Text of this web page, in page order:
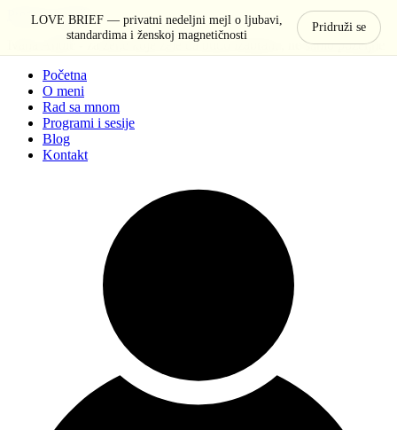
LOVE BRIEF — privatni nedeljni mejl o ljubavi,
standardima i ženskoj magnetičnosti
Pridruži se
Pređi na sadržaj
Ivana Anđić - za žene koje žele da budu izabrane, ne samo poželjne
Početna
O meni
Rad sa mnom
Programi i sesije
Blog
Kontakt